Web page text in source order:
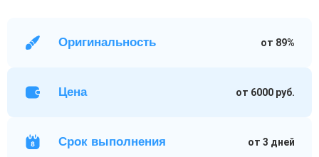
Оригинальность от 89%
Цена от 6000 руб.
Срок выполнения от 3 дней